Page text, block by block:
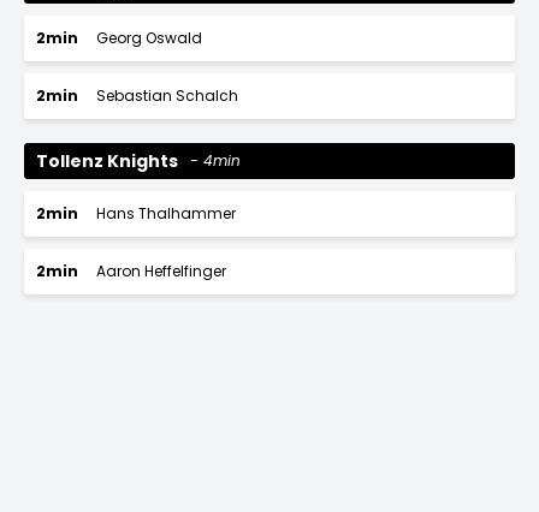
2min Georg Oswald
2min Sebastian Schalch
Tollenz Knights 4min
2min Hans Thalhammer
2min Aaron Heffelfinger